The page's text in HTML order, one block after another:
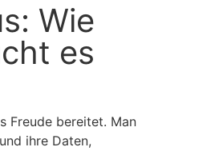
Wie
es
Freude bereitet. Man
ihre Daten,